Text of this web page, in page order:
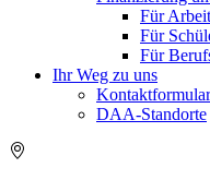
Für
Für
Für
Ihr Weg zu uns
Kontaktformular
DAA-Standorte